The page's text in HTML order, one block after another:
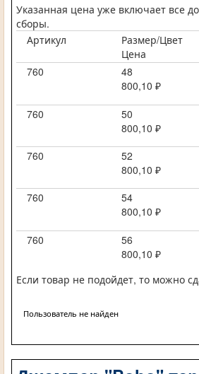
Указанная цена уже включает все
сборы.
Артикул
Размер/Цвет
Цена
760
48
800,10 ₽
760
50
800,10 ₽
760
52
800,10 ₽
760
54
800,10 ₽
760
56
800,10 ₽
Если товар не подойдет, то можно
Пользователь не найден